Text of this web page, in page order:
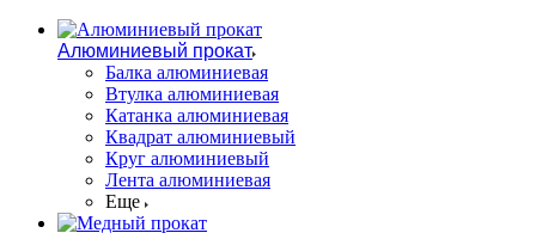
Алюминиевый прокат
Балка алюминиевая
Втулка алюминиевая
Катанка алюминиевая
Квадрат алюминиевый
Круг алюминиевый
Лента алюминиевая
Еще